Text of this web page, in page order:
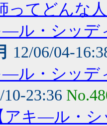
ってどんな人
―ル・シッデ
12/06/04-
―ル・シッデ
10-23:36
アキ―ル・